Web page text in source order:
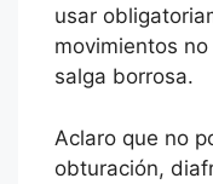
usar
movimientos
salga borrosa.
Aclaro que no
obturación,